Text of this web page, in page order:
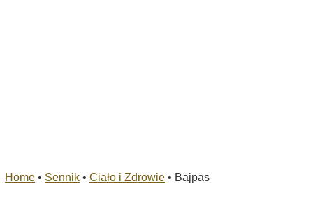
Home • Sennik • Ciało i Zdrowie • Bajpas